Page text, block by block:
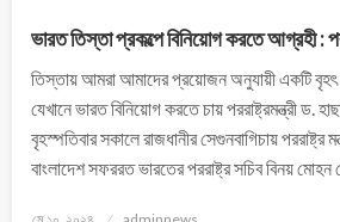
ভারত তিস্তা প্রকল্পে বিনিয়োগ করতে আগ্রহী :
তিস্তায় আমরা আমাদের প্রয়োজন অনুযায়ী একটি বৃহৎ
যেখানে ভারত বিনিয়োগ করতে চায় পররাষ্ট্রমন্ত্রী ড.
বৃহস্পতিবার সকালে রাজধানীর সেগুনবাগিচায় পররাষ্ট্র
বাংলাদেশ সফররত ভারতের পররাষ্ট্র সচিব বিনয়